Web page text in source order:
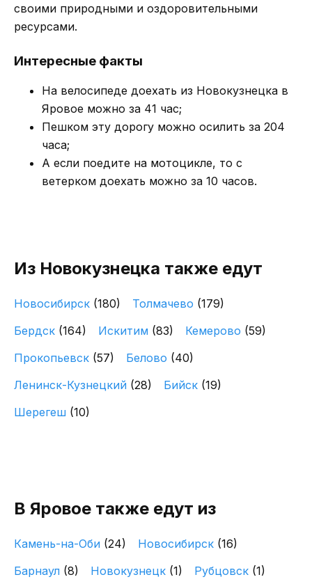
своими природными и оздоровительными
ресурсами.
Интересные факты
На велосипеде доехать из Новокузнецка в
Яровое можно за 41 час;
Пешком эту дорогу можно осилить за 204
часа;
А если поедите на мотоцикле, то с
ветерком доехать можно за 10 часов.
Из Новокузнецка также едут
Новосибирск (180) Толмачево (179)
Бердск (164) Искитим (83) Кемерово (59)
Прокопьевск (57) Белово (40)
Ленинск-Кузнецкий (28) Бийск (19)
Шерегеш (10)
В Яровое также едут из
Камень-на-Оби (24) Новосибирск (16)
Барнаул (8) Новокузнецк (1) Рубцовск (1)